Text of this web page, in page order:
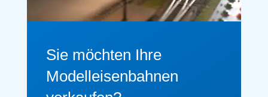
Sie möchten Ihre
Modelleisenbahnen